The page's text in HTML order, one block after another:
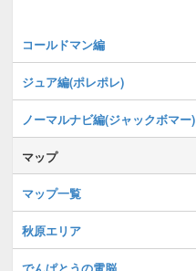
コールドマン編
ジュア編(ポレポレ)
ノーマルナビ編(ジャックボマー)
マップ
マップ一覧
秋原エリア